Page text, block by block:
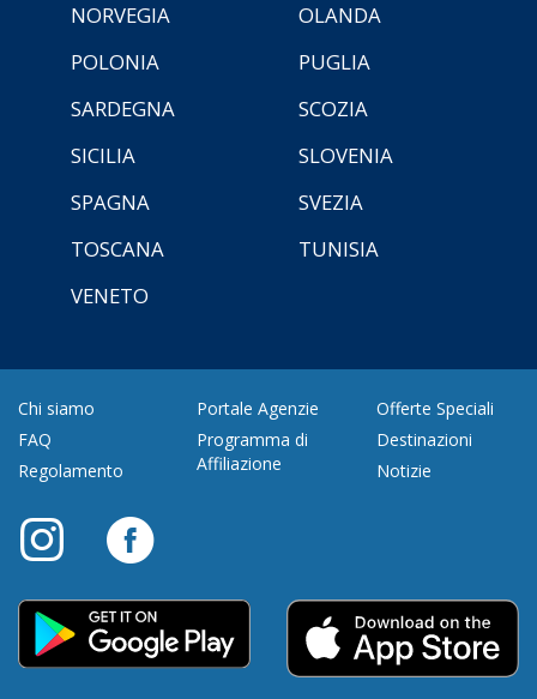
NORVEGIA
OLANDA
POLONIA
PUGLIA
SARDEGNA
SCOZIA
SICILIA
SLOVENIA
SPAGNA
SVEZIA
TOSCANA
TUNISIA
VENETO
Chi siamo
FAQ
Regolamento
Portale Agenzie
Programma di
Affiliazione
Offerte Speciali
Destinazioni
Notizie